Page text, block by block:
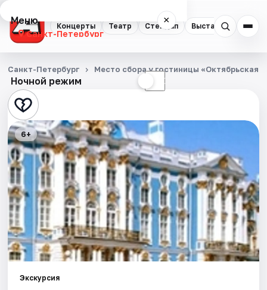
Концерты Театр Стендап Выставки
Меню ×
Санкт-Петербург
Концерты
Театр
Стендап
Выставки
Квесты
Экскурсии
Спорт
События
Ночной режим ☾
Санкт-Петербург Место сбора у гостиницы «Октябрьская»
6+
Экскурсия